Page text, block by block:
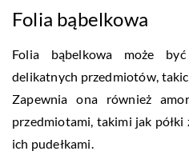
Folia bąbelkowa
Folia bąbelkowa może
delikatnych przedmiotów,
Zapewnia ona również
przedmiotami, takimi jak
ich pudełkami.